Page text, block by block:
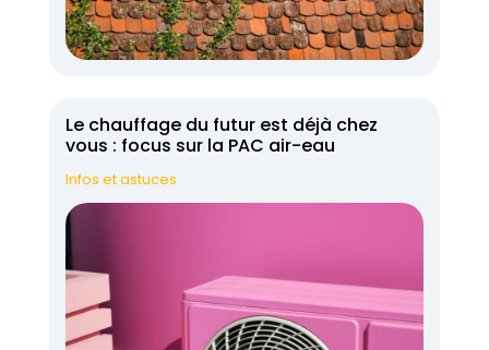
Le chauffage du futur est déjà chez
vous : focus sur la PAC air-eau
Infos et astuces